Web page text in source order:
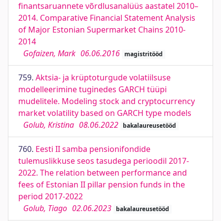
finantsaruannete võrdlusanalüüs aastatel 2010–
2014. Comparative Financial Statement Analysis
of Major Estonian Supermarket Chains 2010-
2014
Gofaizen, Mark 06.06.2016 magistritööd
759. Aktsia- ja krüptoturgude volatiilsuse
modelleerimine tuginedes GARCH tüüpi
mudelitele. Modeling stock and cryptocurrency
market volatility based on GARCH type models
Golub, Kristina 08.06.2022 bakalaureusetööd
760. Eesti II samba pensionifondide
tulemuslikkuse seos tasudega perioodil 2017-
2022. The relation between performance and
fees of Estonian II pillar pension funds in the
period 2017-2022
Golub, Tiago 02.06.2023 bakalaureusetööd